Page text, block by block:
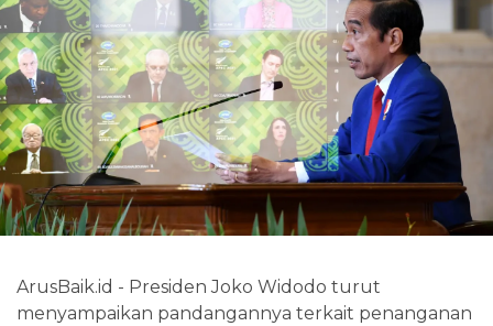
ArusBaik.id - Presiden Joko Widodo turut
menyampaikan pandangannya terkait penanganan